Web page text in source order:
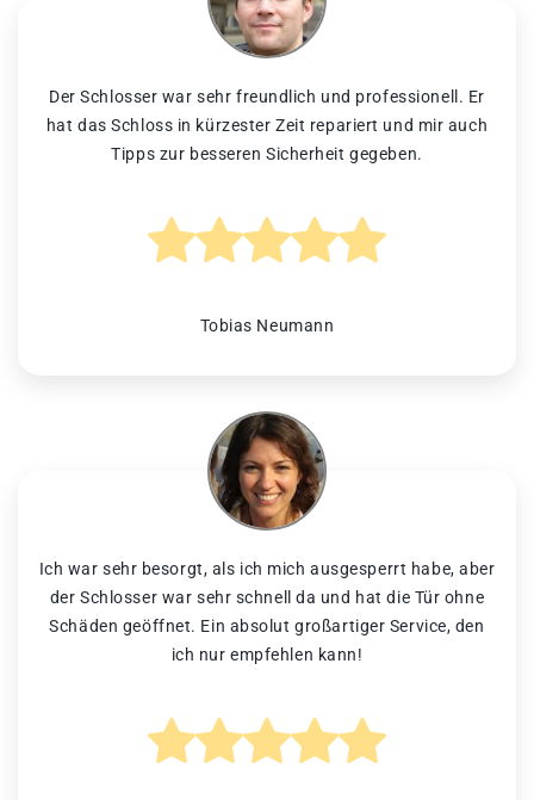
Der Schlosser war sehr freundlich und professionell. Er
hat das Schloss in kürzester Zeit repariert und mir auch
Tipps zur besseren Sicherheit gegeben.
Tobias Neumann
Ich war sehr besorgt, als ich mich ausgesperrt habe, aber
der Schlosser war sehr schnell da und hat die Tür ohne
Schäden geöffnet. Ein absolut großartiger Service, den
ich nur empfehlen kann!